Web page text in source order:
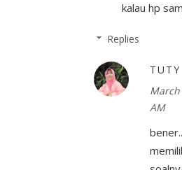
kalau hp
Replies
March
AM